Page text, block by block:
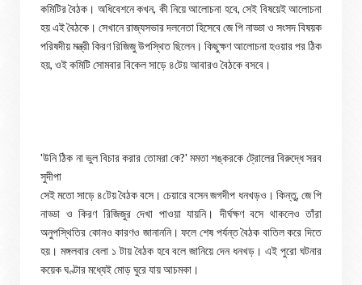
কমিটির বৈঠক। অধিবেশনে কখন, কী নিয়ে আলোচনা হবে, সেই বিষয়েই আলোচনা
হয় এই বৈঠকে। সেখানে রাজ্যসভার দলনেতা হিসেবে জে পি নাড্ডা ও সংসদ বিষয়ক
পরিষদীয় মন্ত্রী কিরণ রিজিজু উপস্থিত ছিলেন। কিছুক্ষণ আলোচনা হওয়ার পর ঠিক
হয়, ওই কমিটি সোমবার বিকেল সাড়ে ৪টেয় আবারও বৈঠকে বসবে।
'উনি ঠিক না ভুল বিচার করার তোমরা কে?' মমতা শঙ্করকে ট্রোলের বিরুদ্ধে সরব
সুদীপা
সেই মতো সাড়ে ৪টেয় বৈঠক বসে। চেয়ারে বসেন জগদীপ ধনখড়ও। কিন্তু, জে পি
নাড্ডা ও কিরণ রিজিজুর দেখা পাওয়া যায়নি। দীর্ঘক্ষণ বসে থাকলেও তাঁরা
অনুপস্থিতির কোনও কারণও জানাননি। ফলে শেষ পর্যন্ত বৈঠক বাতিল করে দিতে
হয়। মঙ্গলবার বেলা ১ টায় বৈঠক হবে বলে জানিয়ে দেন ধনখড়। এই পুরো ঘটনার
কয়েক ঘণ্টার মধ্যেই মোড় ঘুরে যায় আচমকা।